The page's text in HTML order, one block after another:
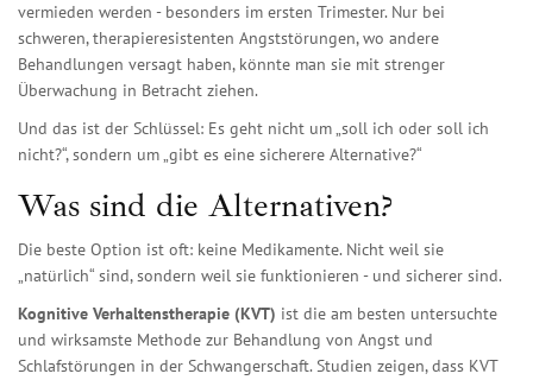
vermieden werden - besonders im ersten Trimester. Nur bei
schweren, therapieresistenten Angststörungen, wo andere
Behandlungen versagt haben, könnte man sie mit strenger
Überwachung in Betracht ziehen.
Und das ist der Schlüssel: Es geht nicht um „soll ich oder soll ich
nicht?“, sondern um „gibt es eine sicherere Alternative?“
Was sind die Alternativen?
Die beste Option ist oft: keine Medikamente. Nicht weil sie
„natürlich“ sind, sondern weil sie funktionieren - und sicherer sind.
Kognitive Verhaltenstherapie (KVT) ist die am besten untersuchte
und wirksamste Methode zur Behandlung von Angst und
Schlafstörungen in der Schwangerschaft. Studien zeigen, dass KVT